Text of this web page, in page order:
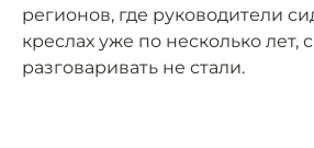
регионов, где руководители
креслах уже по несколько лет,
разговаривать не стали.